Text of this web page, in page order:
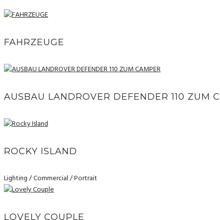
FAHRZEUGE
AUSBAU LANDROVER DEFENDER 110 ZUM
ROCKY ISLAND
Lighting / Commercial / Portrait
LOVELY COUPLE